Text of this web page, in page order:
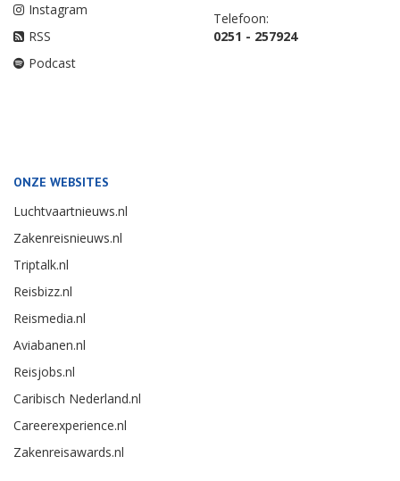
Instagram
RSS
Podcast
Telefoon:
0251 - 257924
ONZE WEBSITES
Luchtvaartnieuws.nl
Zakenreisnieuws.nl
Triptalk.nl
Reisbizz.nl
Reismedia.nl
Aviabanen.nl
Reisjobs.nl
Caribisch Nederland.nl
Careerexperience.nl
Zakenreisawards.nl